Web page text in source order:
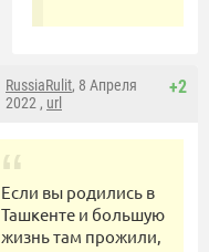
+2
RussiaRulit, 8 Апреля
2022 , url
Если вы родились в
Ташкенте и большую
жизнь там прожили,